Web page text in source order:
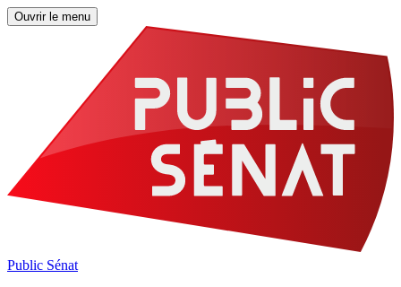
Ouvrir le menu
Public Sénat